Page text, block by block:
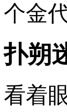
个金
扑朔
看着